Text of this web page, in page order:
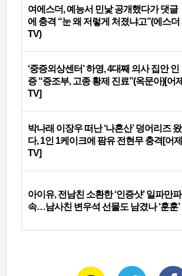
여에스더, 예능서 민낯 공개했다가 댓글
에 충격 “눈 왜 저렇게 처졌냐고”(에스더
TV)
‘중증외상센터’ 하영, 4대째 의사 집안 인
증 “증조부, 고종 황제 진료”(옥문아)[어제
TV]
박나래 이장우 떠난 ‘나혼산’ 덩어리즈 왔
다, 1인 1케이크에 팜유 전현무 충격[어제
TV]
아이유, 전남친 소환한 ‘인증샷’ 일파만파
속…남사친 변우석 선물도 남겼나 ‘훈훈’